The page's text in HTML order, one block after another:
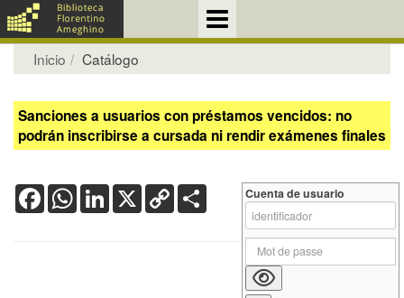
Inicio Catálogo
Sanciones a usuarios con préstamos vencidos: no
podrán inscribirse a cursada ni rendir exámenes finales
FacebookWhatsApp
LinkedIn
X Copy
Link
Cuenta de usuario